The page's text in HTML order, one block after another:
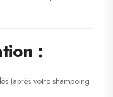
:
(après votre shampoing